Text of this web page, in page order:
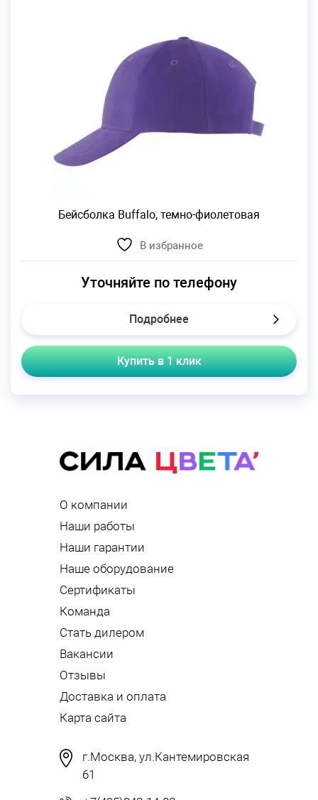
Бейсболка Buffalo, темно-фиолетовая
В избранное
Уточняйте по телефону
Подробнее
Купить в 1 клик
О компании
Наши работы
Наши гарантии
Наше оборудование
Сертификаты
Команда
Стать дилером
Вакансии
Отзывы
Доставка и оплата
Карта сайта
г.Москва, ул.Кантемировская
61